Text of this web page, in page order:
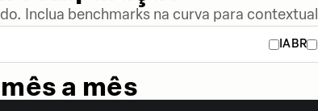
Inclua benchmarks na curva para
IABR
a mês